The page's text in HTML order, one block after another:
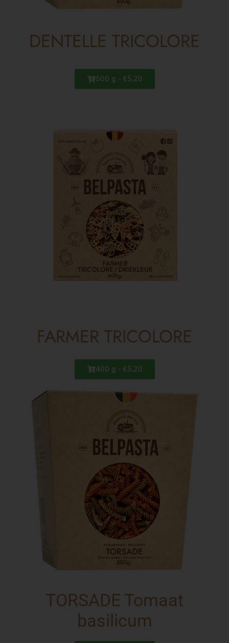
DENTELLE TRICOLORE
500 g - €5,20
FARMER TRICOLORE
400 g - €5,20
TORSADE Tomaat
basilicum